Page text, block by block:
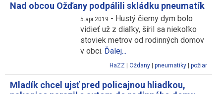
Nad obcou Ožďany podpálili skládku pneumatík
5.apr.2019 - Hustý čierny dym bolo
vidieť už z diaľky, šíril sa niekoľko
stoviek metrov od rodinných domov
v obci. Ďalej...
HaZZ Oždany pneumatiky požiar
Mladík chcel ujsť pred policajnou hliadkou,